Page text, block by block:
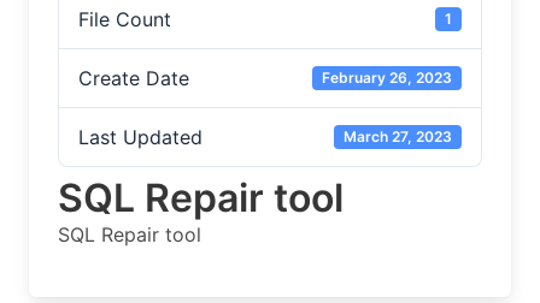
File Count 1
Create Date February 26, 2023
Last Updated March 27, 2023
SQL Repair tool
SQL Repair tool